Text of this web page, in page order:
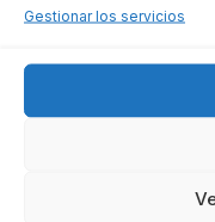
Gestionar los servicios
abogado antes de
implicaciones
costos de manera
Proceso